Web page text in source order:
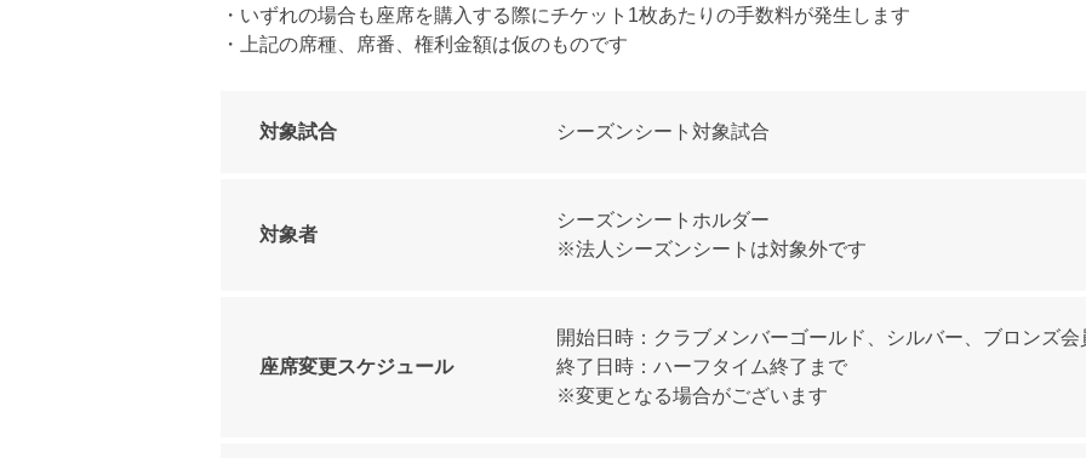
・いずれの場合も座席を購入する際にチケット1枚あたりの手数料が発生します
・上記の席種、席番、権利金額は仮のものです
対象試合 シーズンシート対象試合
対象者
シーズンシートホルダー
※法人シーズンシートは対象外です
座席変更スケジュール
開始日時：クラブメンバーゴールド、シルバー、ブロンズ
終了日時：ハーフタイム終了まで
※変更となる場合がございます